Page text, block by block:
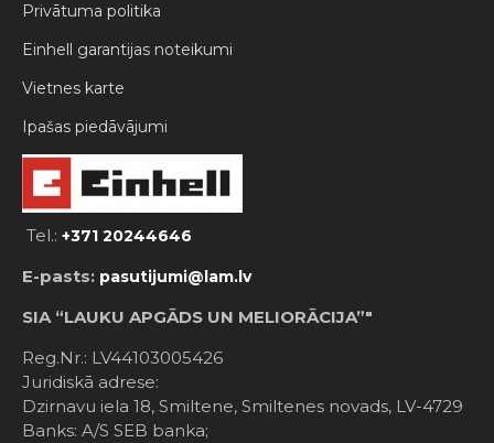
Privātuma politika
Einhell garantijas noteikumi
Vietnes karte
Ipašas piedāvājumi
Tel.: +371 20244646
E-pasts: pasutijumi@lam.lv
SIA “LAUKU APGĀDS UN MELIORĀCIJA”"
Reg.Nr.: LV44103005426
Juridiskā adrese:
Dzirnavu iela 18, Smiltene, Smiltenes novads, LV-4729
Banks: A/S SEB banka;